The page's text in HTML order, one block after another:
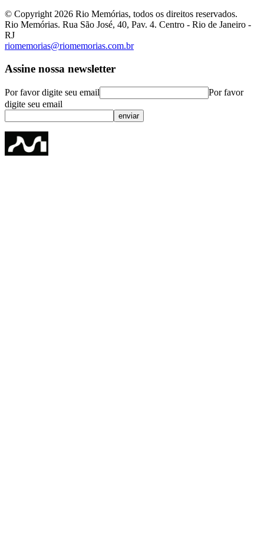
© Copyright 2026 Rio Memórias, todos os direitos reservados.
Rio Memórias. Rua São José, 40, Pav. 4. Centro - Rio de Janeiro -
RJ
riomemorias@riomemorias.com.br
Assine nossa newsletter
Por favor digite seu email
Por favor
digite seu email
enviar